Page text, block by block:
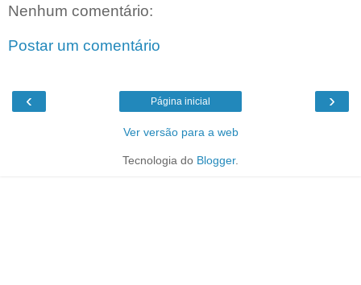
Nenhum comentário:
Postar um comentário
‹ ›
Página inicial
Ver versão para a web
Tecnologia do Blogger.